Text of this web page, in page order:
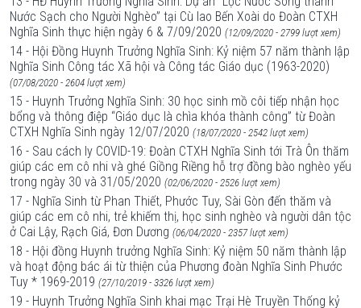
Nước Sạch cho Người Nghèo” tại Cù lao Bến Xoài do Đoàn CTXH
Nghĩa Sinh thực hiện ngày 6 & 7/09/2020 (12/09/2020 - 2799 lượt xem)
14 - Hội Đồng Huynh Trưởng Nghĩa Sinh: Kỷ niệm 57 năm thành lập
Nghĩa Sinh Công tác Xã hội và Công tác Giáo dục (1963-2020)
(07/08/2020 - 2604 lượt xem)
15 - Huynh Trưởng Nghĩa Sinh: 30 học sinh mồ côi tiếp nhận học
bổng và thông điệp “Giáo dục là chìa khóa thành công” từ Đoàn
CTXH Nghĩa Sinh ngày 12/07/2020 (18/07/2020 - 2542 lượt xem)
16 - Sau cách ly COVID-19: Đoàn CTXH Nghĩa Sinh tới Trà Ôn thăm
giúp các em cô nhi và ghé Giồng Riềng hỗ trợ đồng bào nghèo yếu
trong ngày 30 và 31/05/2020 (02/06/2020 - 2526 lượt xem)
17 - Nghĩa Sinh từ Phan Thiết, Phước Tuy, Sài Gòn đến thăm và
giúp các em cô nhi, trẻ khiếm thị, học sinh nghèo và người dân tộc
ở Cai Lậy, Rạch Giá, Đơn Dương (06/04/2020 - 2357 lượt xem)
18 - Hội đồng Huynh trưởng Nghĩa Sinh: Kỷ niệm 50 năm thành lập
và hoạt động bác ái từ thiện của Phương đoàn Nghĩa Sinh Phước
Tuy * 1969-2019 (27/10/2019 - 3326 lượt xem)
19 - Huynh Trưởng Nghĩa Sinh khai mạc Trại Hè Truyền Thống kỷ